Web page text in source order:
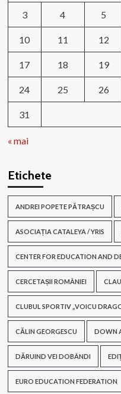
3 4 5
10 11 12
17 18 19
24 25 26
31
« mai
Etichete
ANDREI POPETE PĂTRAȘCU
ASOCIAȚIA CATALEYA / YRIS
CENTER FOR EDUCATION AND
CERCETAȘII ROMÂNIEI
CLUBUL SPORTIV „VOICU
CĂLIN GEORGESCU DOWN
DĂRUIND VEI DOBÂNDI
EURO EDUCATION FEDERATION